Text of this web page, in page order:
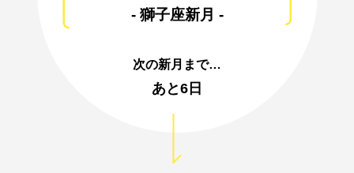
- 獅子座新月 -
次の新月まで…
あと6日